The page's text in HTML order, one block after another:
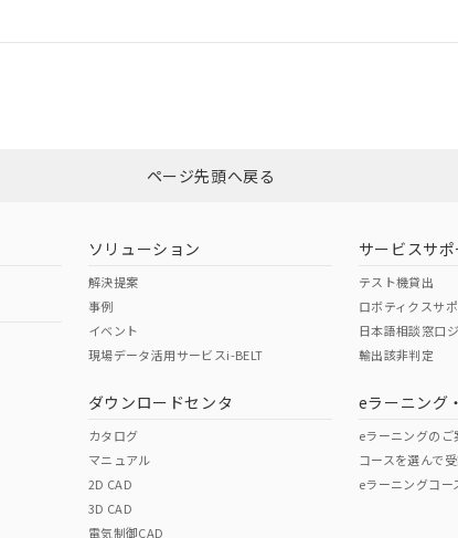
ダウンロードはこちらページ先頭へ戻る
ソリューション
解決提案
事例
イベント
現場データ活用サービスi-BELT
ダウンロードセンタ
カタログ
マニュアル
2D CAD
3D CAD
電気制御CAD
サービスサポ
テスト機貸出
ロボティクスサ
日本語相談窓口
輸出該非判定
eラーニング
eラーニングのご
コースを選んで
eラーニングコー